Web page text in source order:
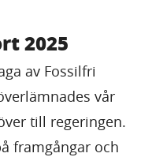
2025
av Fossilfri
vår
till regeringen.
framgångar och